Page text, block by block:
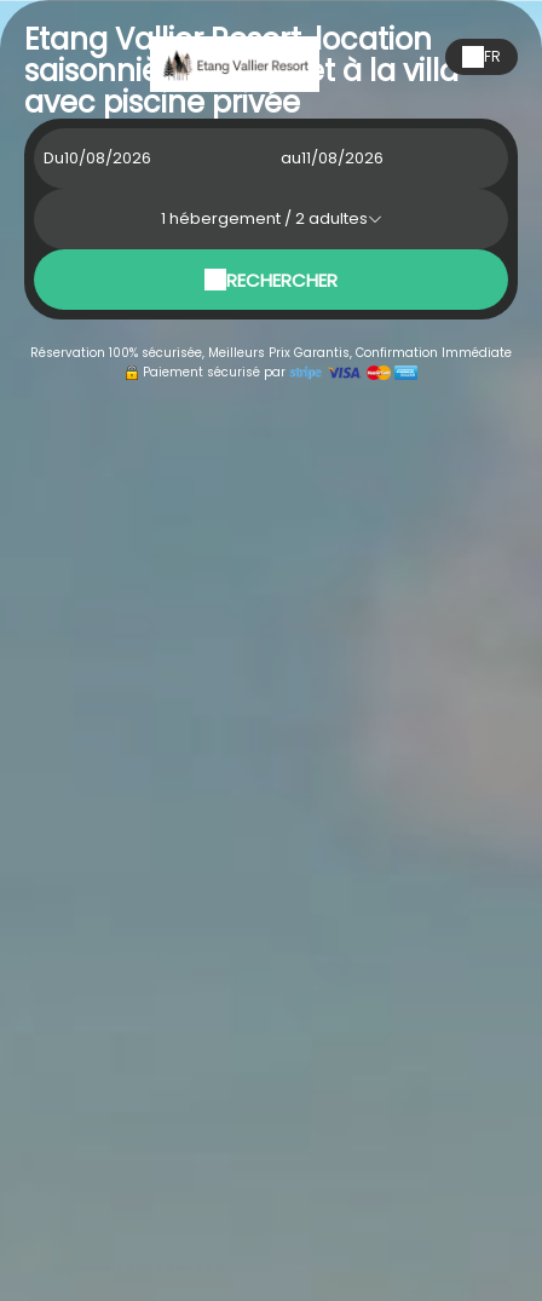
FR
Etang Vallier Resort, location
saisonnière du chalet à la villa
avec piscine privée
Du au
1 hébergement /2adultes
RECHERCHER
Réservation 100% sécurisée, Meilleurs Prix Garantis, Confirmation Immédiate
Paiement sécurisé par